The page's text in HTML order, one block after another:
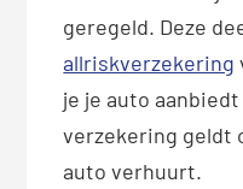
geregeld. Deze
allriskverzekering
je je auto
verzekering geldt
auto verhuurt.